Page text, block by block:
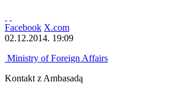
Facebook X.com
02.12.2014. 19:09
Ministry of Foreign Affairs
Kontakt z Ambasadą